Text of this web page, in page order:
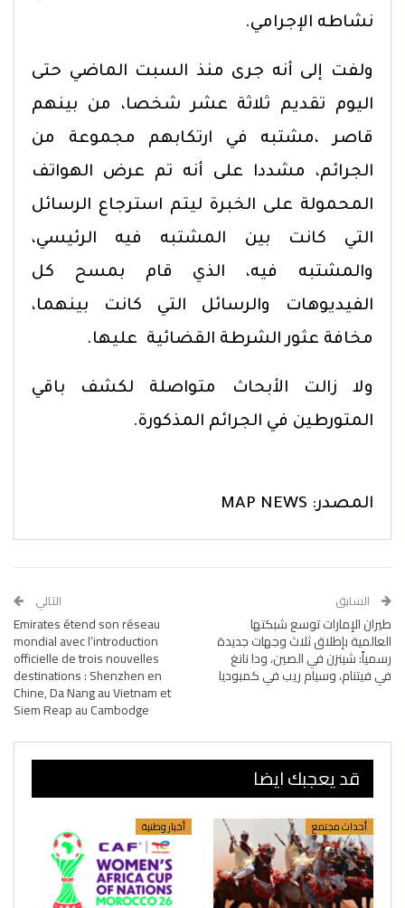
نشاطه الإجرامي.
ولفت إلى أنه جرى منذ السبت الماضي حتى
اليوم تقديم ثلاثة عشر شخصا، من بينهم
قاصر ،مشتبه في ارتكابهم مجموعة من
الجرائم، مشددا على أنه تم عرض الهواتف
المحمولة على الخبرة ليتم استرجاع الرسائل
التي كانت بين المشتبه فيه الرئيسي،
والمشتبه فيه، الذي قام بمسح كل
الفيديوهات والرسائل التي كانت بينهما،
مخافة عثور الشرطة القضائية عليها.
ولا زالت الأبحاث متواصلة لكشف باقي
المتورطين في الجرائم المذكورة.
المصدر: MAP NEWS
السابق
طيران الإمارات توسع شبكتها
العالمية بإطلاق ثلاث وجهات جديدة
رسمياً: شينزن في الصين، ودا نانغ
في فيتنام، وسيام ريب في كمبوديا
التالي
Emirates étend son réseau
mondial avec l’introduction
officielle de trois nouvelles
destinations : Shenzhen en
Chine, Da Nang au Vietnam et
Siem Reap au Cambodge
قد يعجبك ايضا
أحداث مجتمع أخبار وطنية